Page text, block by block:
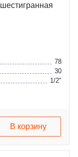
78
30
1/2"
В корзину